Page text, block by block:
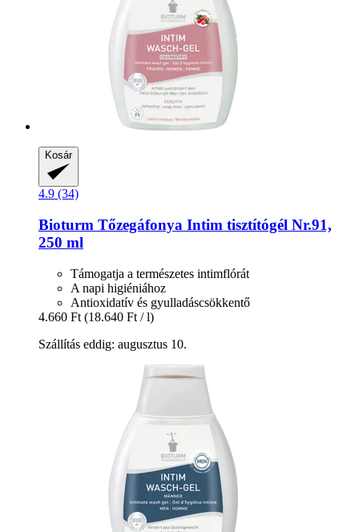
Kosár
4.9 (34)
Bioturm Tőzegáfonya Intim tisztítógél Nr.91,
250 ml
Támogatja a természetes intimflórát
A napi higiéniához
Antioxidatív és gyulladáscsökkentő
4.660 Ft (18.640 Ft / l)
Szállítás eddig: augusztus 10.